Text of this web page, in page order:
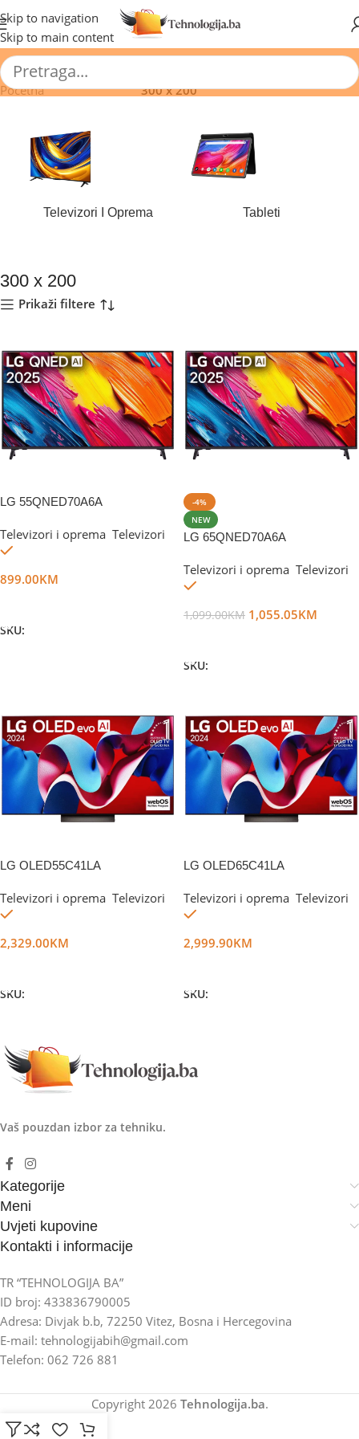
Skip to navigation
Skip to main content
🔥 Pogledajte aktuelne akcije 🔥
Početna/ Proizvod Vesa/ 300 x 200
Televizori I Oprema Tableti
300 x 200
Prikaži filtere
LG 55QNED70A6A
Televizori i oprema Televizori
899.00KM
SKU:
-4%
NEW
LG 65QNED70A6A
Televizori i oprema Televizori
1,099.00KM 1,055.05KM
SKU:
LG OLED55C41LA
Televizori i oprema Televizori
2,329.00KM
SKU:
LG OLED65C41LA
Televizori i oprema Televizori
2,999.90KM
SKU:
Vaš pouzdan izbor za tehniku.
Kategorije
Meni
Uvjeti kupovine
Kontakti i informacije
TR “TEHNOLOGIJA BA”
ID broj: 433836790005
Adresa: Divjak b.b, 72250 Vitez, Bosna i Hercegovina
E-mail: tehnologijabih@gmail.com
Telefon: 062 726 881
Copyright 2026 Tehnologija.ba.